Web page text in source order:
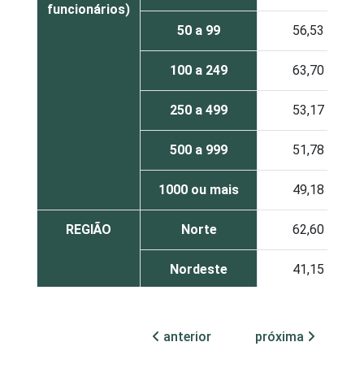
funcionários)
50 a 99 56,53
100 a 249 63,70
250 a 499 53,17
500 a 999 51,78
1000 ou mais 49,18
REGIÃO Norte 62,60
Nordeste 41,15
anterior próxima